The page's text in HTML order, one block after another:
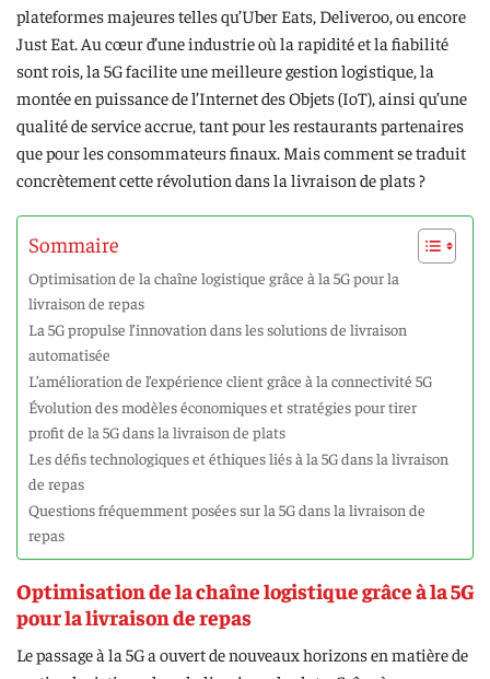
plateformes majeures telles qu’Uber Eats, Deliveroo, ou encore
Just Eat. Au cœur d’une industrie où la rapidité et la fiabilité
sont rois, la 5G facilite une meilleure gestion logistique, la
montée en puissance de l’Internet des Objets (IoT), ainsi qu’une
qualité de service accrue, tant pour les restaurants partenaires
que pour les consommateurs finaux. Mais comment se traduit
concrètement cette révolution dans la livraison de plats ?
Sommaire
Optimisation de la chaîne logistique grâce à la 5G pour la
livraison de repas
La 5G propulse l’innovation dans les solutions de livraison
automatisée
L’amélioration de l’expérience client grâce à la connectivité 5G
Évolution des modèles économiques et stratégies pour tirer
profit de la 5G dans la livraison de plats
Les défis technologiques et éthiques liés à la 5G dans la livraison
de repas
Questions fréquemment posées sur la 5G dans la livraison de
repas
Optimisation de la chaîne logistique grâce à la 5G
pour la livraison de repas
Le passage à la 5G a ouvert de nouveaux horizons en matière de